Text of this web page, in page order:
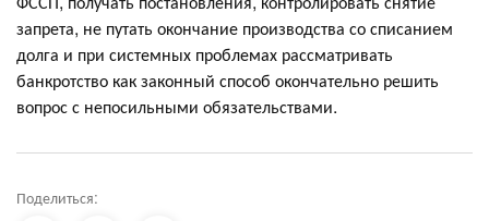
запрета, не путать окончание производства со списанием
долга и при системных проблемах рассматривать
банкротство как законный способ окончательно решить
вопрос с непосильными обязательствами.
Поделиться: